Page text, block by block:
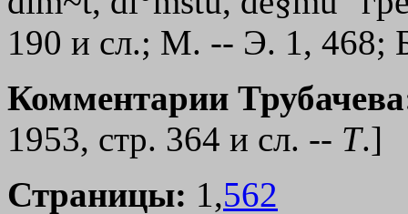
190 и сл.; М. -- Э. 1, 468;
Комментарии
1953, стр. 364 и сл. -- Т.]
Страницы: 1,562